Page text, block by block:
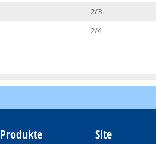
2/3
2/4
Produkte Site